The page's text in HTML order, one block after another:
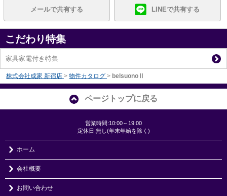
メールで共有する LINEで共有する
こだわり特集
家具家電付き特集
株式会社成家 新宿店 > 物件カタログ > belsuonoⅡ
ページトップに戻る
営業時間:10:00～19:00
定休日:無し(年末年始を除く)
ホーム
会社概要
お問い合わせ